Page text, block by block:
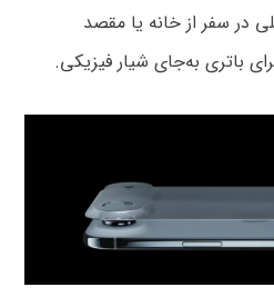
در سفر از خانه یا مقصد
باتری به‌جای شیار فیزیکی.